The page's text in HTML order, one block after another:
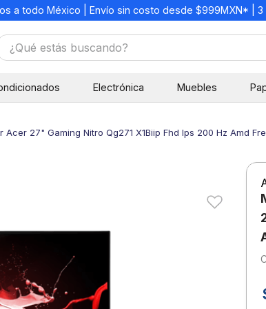
a todo México | Envío sin costo desde $999MXN* | 3
estás buscando?
Electrónica Muebles
Acer 27" Gaming Nitro Qg271 X1Biip Fhd Ips 200 Hz Amd
8.
sacapuntas
9.
escolar